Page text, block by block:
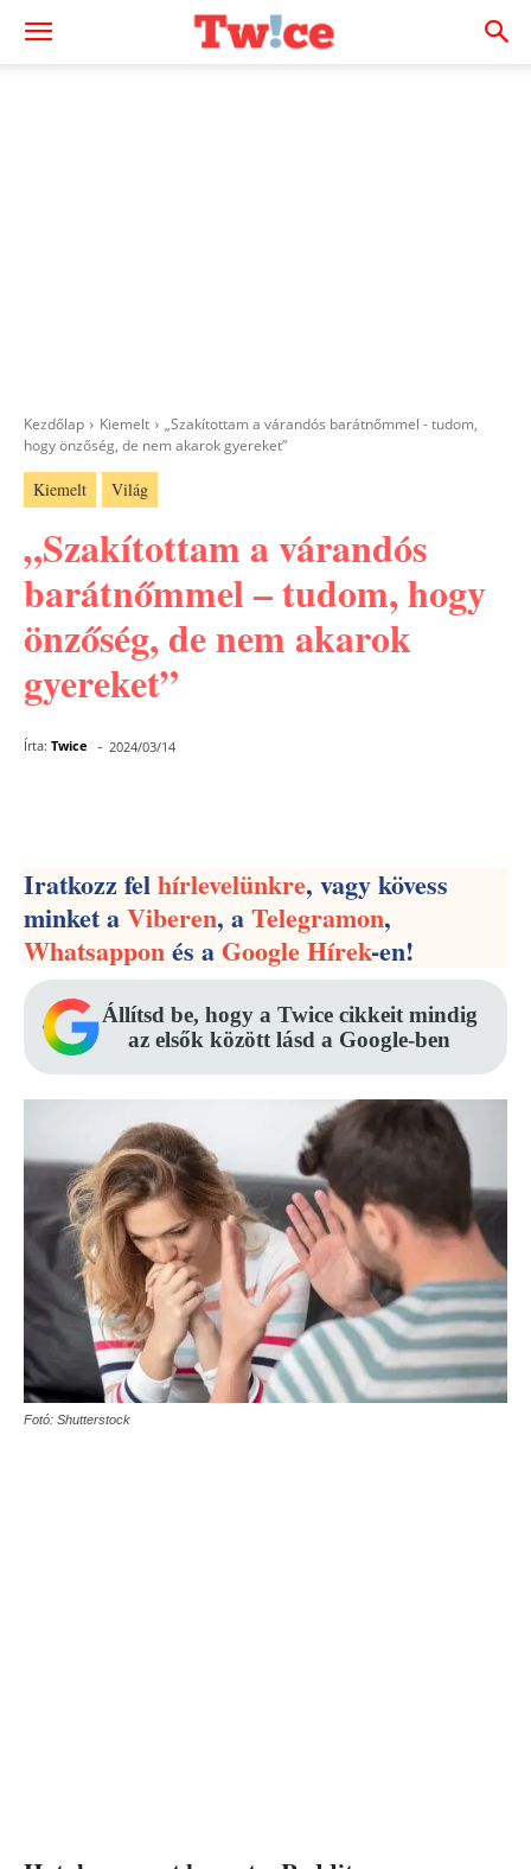
Kezdőlap Kiemelt
„Szakítottam a várandós barátnőmmel - tudom,
hogy önzőség, de nem akarok gyereket”
Kiemelt Világ
„Szakítottam a várandós
barátnőmmel – tudom, hogy
önzőség, de nem akarok
gyereket”
Írta: Twice - 2024/03/14
Iratkozz felhírlevelünkre, vagy kövess
minket aViberen, aTelegramon,
Whatsapponés aGoogle Hírek-en!
Állítsd be, hogy a Twice cikkeit mindig
az elsők között lásd a Google-ben
Fotó: Shutterstock